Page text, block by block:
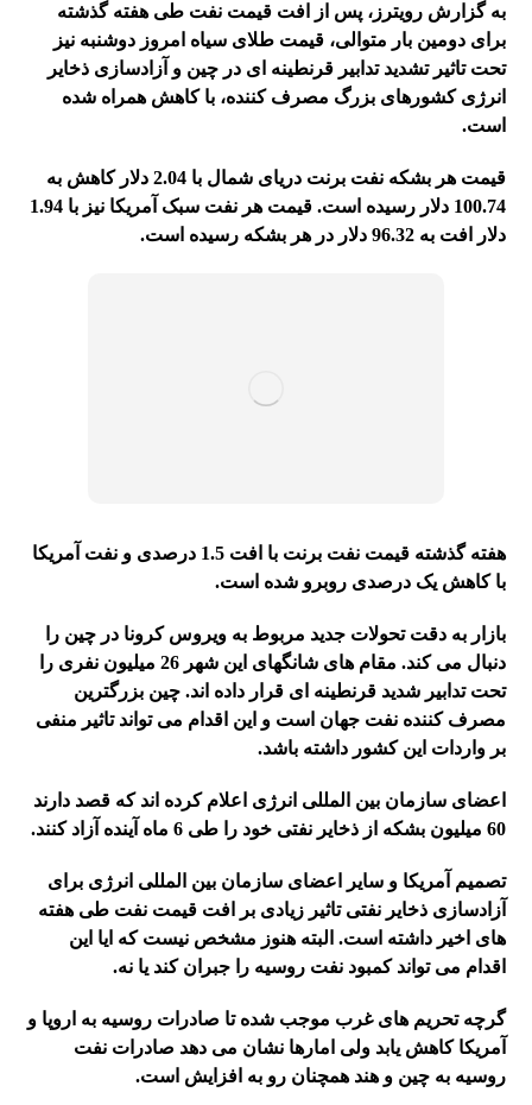
به گزارش رویترز، پس از افت قیمت نفت طی هفته گذشته
برای دومین بار متوالی، قیمت طلای سیاه امروز دوشنبه نیز
تحت تاثیر تشدید تدابیر قرنطینه ای در چین و آزادسازی ذخایر
انرژی کشورهای بزرگ مصرف کننده، با کاهش همراه شده
است.
قیمت هر بشکه نفت برنت دریای شمال با 2.04 دلار کاهش به
100.74 دلار رسیده است. قیمت هر نفت سبک آمریکا نیز با 1.94
دلار افت به 96.32 دلار در هر بشکه رسیده است.
هفته گذشته قیمت نفت برنت با افت 1.5 درصدی و نفت آمریکا
با کاهش یک درصدی روبرو شده است.
بازار به دقت تحولات جدید مربوط به ویروس کرونا در چین را
دنبال می کند. مقام های شانگهای این شهر 26 میلیون نفری را
تحت تدابیر شدید قرنطینه ای قرار داده اند. چین بزرگترین
مصرف کننده نفت جهان است و این اقدام می تواند تاثیر منفی
بر واردات این کشور داشته باشد.
اعضای سازمان بین المللی انرژی اعلام کرده اند که قصد دارند
60 میلیون بشکه از ذخایر نفتی خود را طی 6 ماه آینده آزاد کنند.
تصمیم آمریکا و سایر اعضای سازمان بین المللی انرژی برای
آزادسازی ذخایر نفتی تاثیر زیادی بر افت قیمت نفت طی هفته
های اخیر داشته است. البته هنوز مشخص نیست که ایا این
اقدام می تواند کمبود نفت روسیه را جبران کند یا نه.
گرچه تحریم های غرب موجب شده تا صادرات روسیه به اروپا و
آمریکا کاهش یابد ولی امارها نشان می دهد صادرات نفت
روسیه به چین و هند همچنان رو به افزایش است.